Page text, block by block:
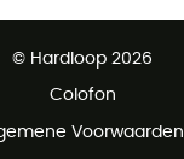
100 dagen
© Hardloop 2026
Colofon
Voorwaarden